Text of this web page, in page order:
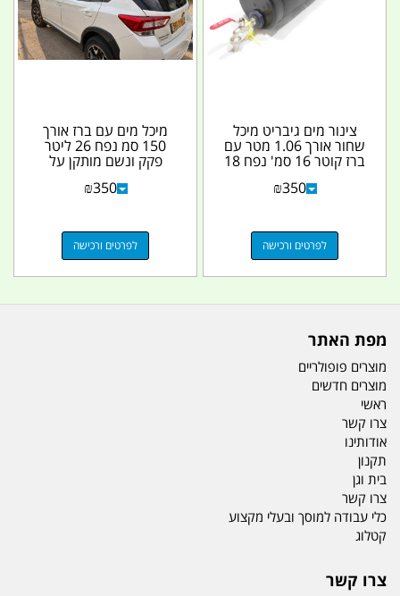
צינור מים גיבריט מיכל
שחור אורך 1.06 מטר עם
ברז קוטר 16 סמ' נפח 18
ליטר GiberiT...
₪350
לפרטים ורכישה
מיכל מים עם ברז אורך
150 סמ נפח 26 ליטר
פקק ונשם מותקן על
סובארו כדוגמא בלבד...
₪350
לפרטים ורכישה
מפת האתר
מוצרים פופולריים
מוצרים חדשים
ראשי
צרו קשר
אודותינו
תקנון
בית וגן
צרו קשר
כלי עבודה למוסך ובעלי מקצוע
קטלוג
צרו קשר